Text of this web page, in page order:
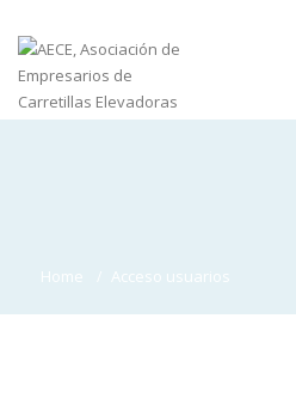
Home Acceso usuarios